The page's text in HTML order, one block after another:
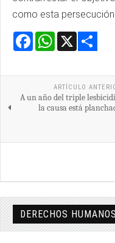
como esta persecución
Facebook
WhatsApp
ARTÍCULO
A un año del triple
la causa está
DERECHOS HUMANOS